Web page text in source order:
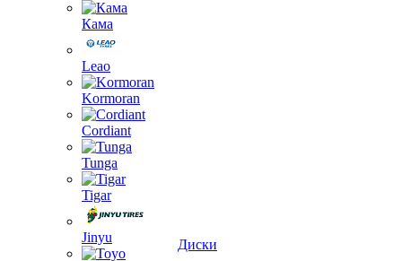
Кама
Leao
Kormoran
Cordiant
Tunga
Tigar
Jinyu
Диски